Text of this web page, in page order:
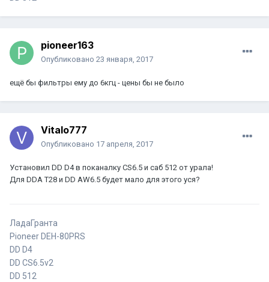
pioneer163
Опубликовано 23 января, 2017
ещё бы фильтры ему до 6кгц - цены бы не было
Vitalo777
Опубликовано 17 апреля, 2017
Установил DD D4 в поканалку CS6.5 и саб 512 от урала!
Для DDA T28 и DD AW6.5 будет мало для этого уся?
ЛадаГранта
Pioneer DEH-80PRS
DD D4
DD CS6.5v2
DD 512